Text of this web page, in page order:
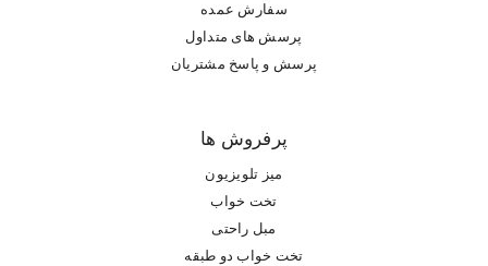
سفارش عمده
پرسش های متداول
پرسش و پاسخ مشتریان
پرفروش ها
میز تلویزیون
تخت خواب
مبل راحتی
تخت خواب دو طبقه